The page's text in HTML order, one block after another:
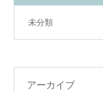
未分類
アーカイブ